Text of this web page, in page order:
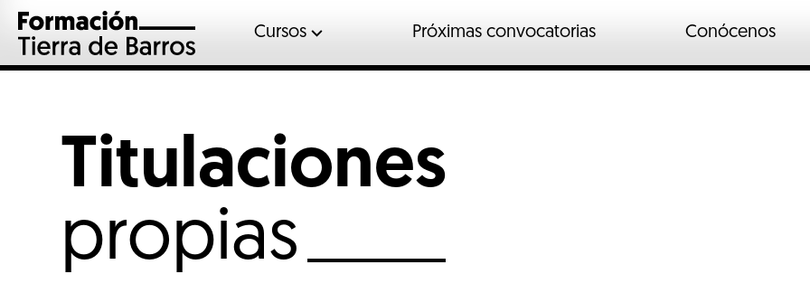
Cursos
Mantenimiento industrial
Sociosanitario
Próximas convocatorias Conócenos
Titulaciones
propias